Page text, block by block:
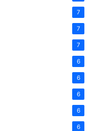
7
7
7
6
6
6
6
6